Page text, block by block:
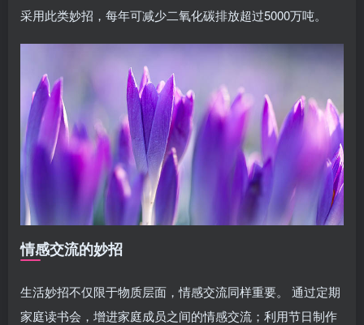
采用此类妙招，每年可减少二氧化碳排放超过5000万吨。
情感交流的妙招
生活妙招不仅限于物质层面，情感交流同样重要。 通过定期
家庭读书会，增进家庭成员之间的情感交流；利用节日制作